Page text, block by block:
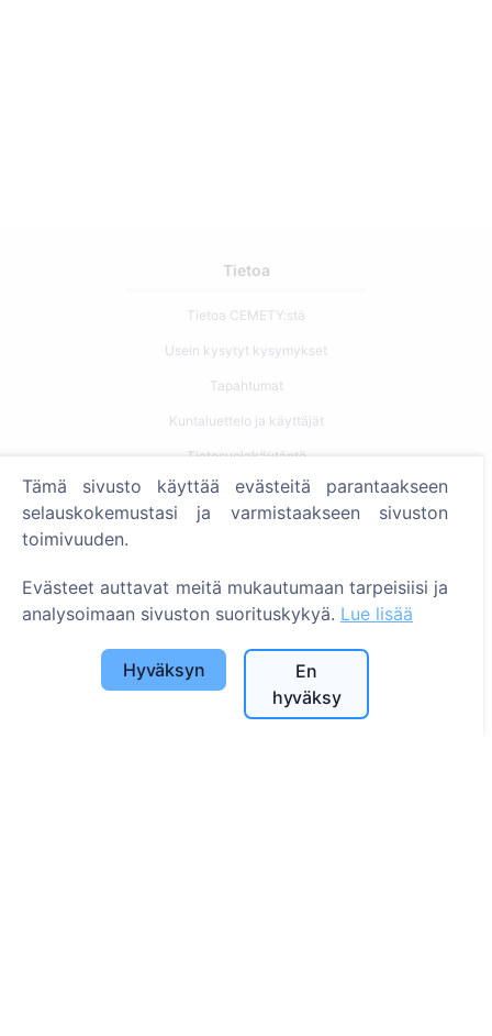
Tietoa
Tietoa CEMETY:stä
Usein kysytyt kysymykset
Tapahtumat
Kuntaluettelo ja käyttäjät
Tietosuojakäytäntö
Maksukäytäntö
Evästeasetukset
Etsi vainajia
Etsi hautausmaita
Palvelut
Tämä sivusto käyttää evästeitä parantaakseen
selauskokemustasi ja varmistaakseen sivuston
toimivuuden.
Evästeet auttavat meitä mukautumaan tarpeisiisi ja
analysoimaan sivuston suorituskykyä. Lue lisää
Hyväksyn
En
hyväksy